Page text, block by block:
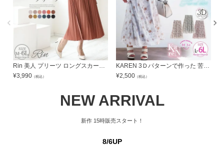
Rin 美人 プリーツ ロングスカート | 大きいサイズの通販ならハッピーマリリン
¥3,990 （税込）
KAREN 3Ｄパターンで作った 苦手克服 オーガンジー フレアスカート | 大きいサイズの通販ならハッピーマリリン
¥2,500 （税込）
NEW ARRIVAL
新作 15時販売スタート！
8/6UP